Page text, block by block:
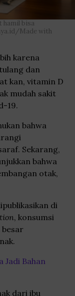
hamil bisa
Made with
karena
dan
kan, vitamin D
mudah sakit
19.
bahwa
Sekarang,
bahwa
otak,
di
, konsumsi
Jadi Bahan
dari ibu